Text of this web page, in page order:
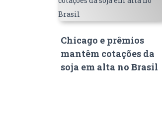
Chicago e prêmios
mantêm cotações da
soja em alta no Brasil